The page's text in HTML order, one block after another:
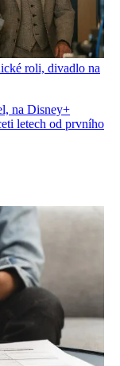
roli, divadlo na
na Disney+
letech od prvního